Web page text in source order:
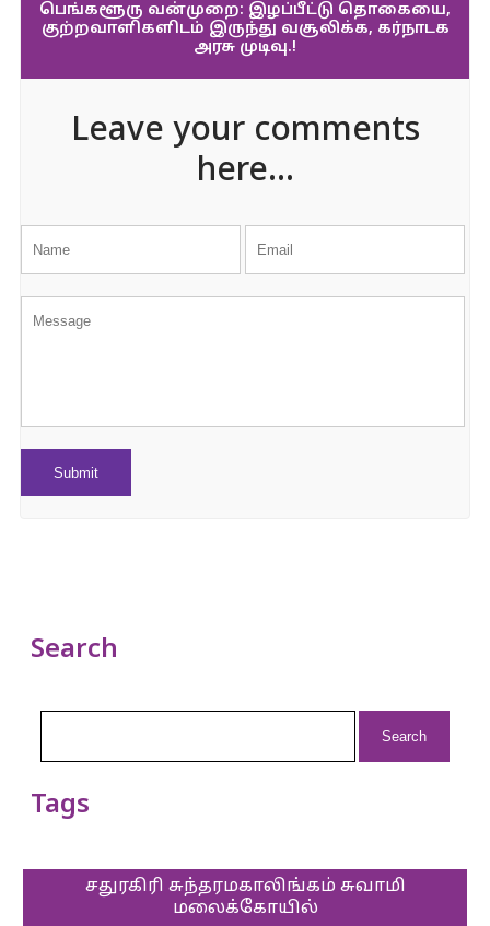
பெங்களூரு வன்முறை: இழப்பீட்டு தொகையை,
குற்றவாளிகளிடம் இருந்து வசூலிக்க, கர்நாடக
அரசு முடிவு.!
Leave your comments
here...
Search
Tags
சதுரகிரி சுந்தரமகாலிங்கம் சுவாமி
மலைக்கோயில்